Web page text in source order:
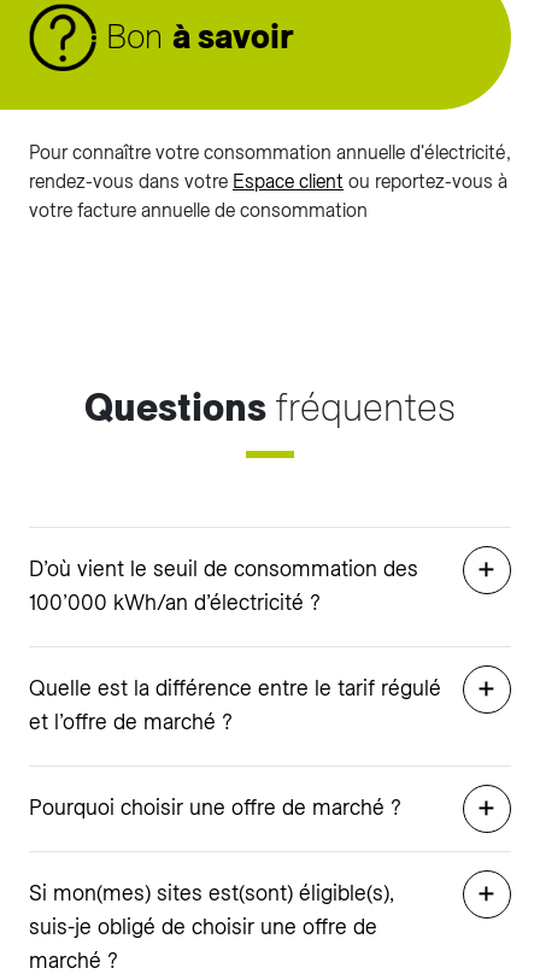
Bon à savoir
Pour connaître votre consommation annuelle d'électricité,
rendez-vous dans votre Espace client ou reportez-vous à
votre facture annuelle de consommation
Questions fréquentes
D’où vient le seuil de consommation des
100’000 kWh/an d’électricité ?
Quelle est la différence entre le tarif régulé
et l’offre de marché ?
Pourquoi choisir une offre de marché ?
Si mon(mes) sites est(sont) éligible(s),
suis-je obligé de choisir une offre de
marché ?